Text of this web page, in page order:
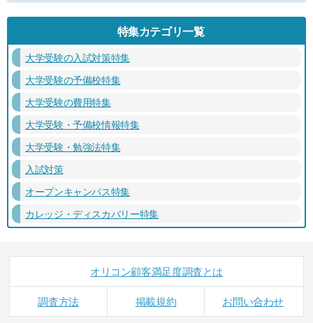
特集カテゴリ一覧
大学受験の入試対策特集
大学受験の予備校特集
大学受験の費用特集
大学受験・予備校情報特集
大学受験・勉強法特集
入試対策
オープンキャンパス特集
カレッジ・ディスカバリー特集
オリコン顧客満足度調査とは
調査方法 掲載規約 お問い合わせ